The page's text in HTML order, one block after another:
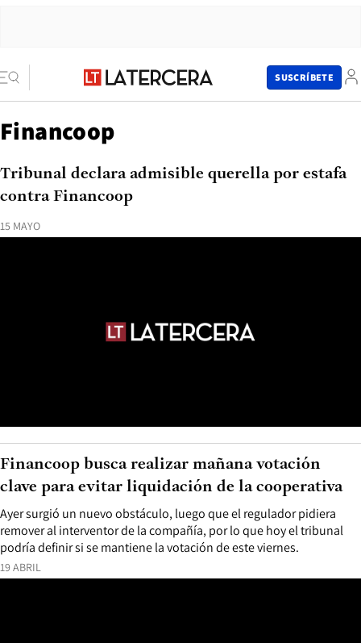
SUSCRÍBETE
Financoop
15 MAYO
Tribunal declara admisible querella por estafa
contra Financoop
19 ABRIL
Ayer surgió un nuevo obstáculo, luego que el regulador pidiera
remover al interventor de la compañía, por lo que hoy el tribunal
podría definir si se mantiene la votación de este viernes.
Financoop busca realizar mañana votación
clave para evitar liquidación de la cooperativa